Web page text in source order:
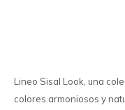
Lineo Sisal Look, una
colores armoniosos y